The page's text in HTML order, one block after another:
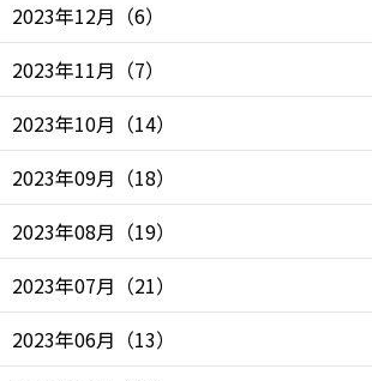
2023年12月 （6）
2023年11月 （7）
2023年10月 （14）
2023年09月 （18）
2023年08月 （19）
2023年07月 （21）
2023年06月 （13）